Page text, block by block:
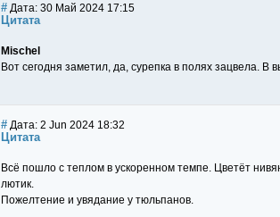
# Дата: 30 Май 2024 17:15
Цитата
Mischel
Вот сегодня заметил, да, сурепка в полях зацвела.
# Дата: 2 Jun 2024 18:32
Цитата
Всё пошло с теплом в ускоренном темпе. Цветёт
лютик.
Пожелтение и увядание у тюльпанов.